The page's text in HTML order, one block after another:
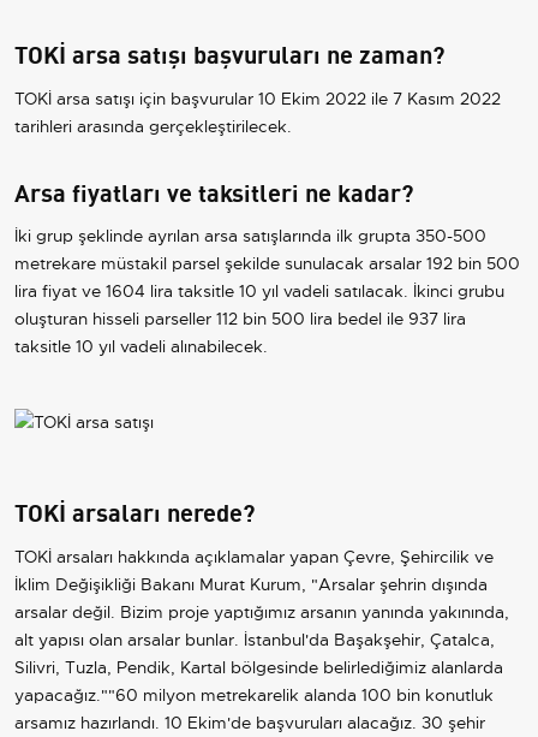
TOKİ arsa satışı başvuruları ne zaman?
TOKİ arsa satışı için başvurular 10 Ekim 2022 ile 7 Kasım 2022
tarihleri arasında gerçekleştirilecek.
Arsa fiyatları ve taksitleri ne kadar?
İki grup şeklinde ayrılan arsa satışlarında ilk grupta 350-500
metrekare müstakil parsel şekilde sunulacak arsalar 192 bin 500
lira fiyat ve 1604 lira taksitle 10 yıl vadeli satılacak. İkinci grubu
oluşturan hisseli parseller 112 bin 500 lira bedel ile 937 lira
taksitle 10 yıl vadeli alınabilecek.
TOKİ arsaları nerede?
TOKİ arsaları hakkında açıklamalar yapan Çevre, Şehircilik ve
İklim Değişikliği Bakanı Murat Kurum, "Arsalar şehrin dışında
arsalar değil. Bizim proje yaptığımız arsanın yanında yakınında,
alt yapısı olan arsalar bunlar. İstanbul'da Başakşehir, Çatalca,
Silivri, Tuzla, Pendik, Kartal bölgesinde belirlediğimiz alanlarda
yapacağız.""60 milyon metrekarelik alanda 100 bin konutluk
arsamız hazırlandı. 10 Ekim'de başvuruları alacağız. 30 şehir